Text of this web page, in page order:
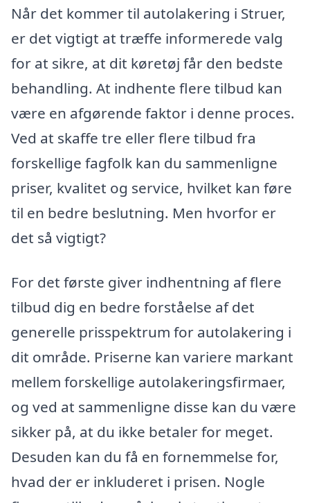
Når det kommer til autolakering i Struer,
er det vigtigt at træffe informerede valg
for at sikre, at dit køretøj får den bedste
behandling. At indhente flere tilbud kan
være en afgørende faktor i denne proces.
Ved at skaffe tre eller flere tilbud fra
forskellige fagfolk kan du sammenligne
priser, kvalitet og service, hvilket kan føre
til en bedre beslutning. Men hvorfor er
det så vigtigt?
For det første giver indhentning af flere
tilbud dig en bedre forståelse af det
generelle prisspektrum for autolakering i
dit område. Priserne kan variere markant
mellem forskellige autolakeringsfirmaer,
og ved at sammenligne disse kan du være
sikker på, at du ikke betaler for meget.
Desuden kan du få en fornemmelse for,
hvad der er inkluderet i prisen. Nogle